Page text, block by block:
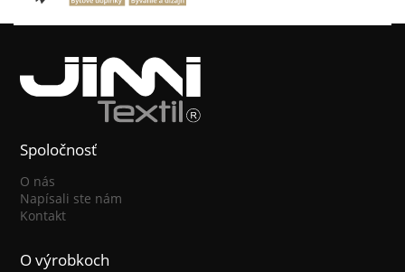
Spoločnosť
O nás
Napísali ste nám
Kontakt
O výrobkoch